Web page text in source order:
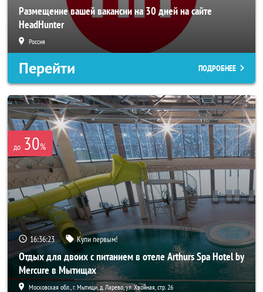
Размещение вашей вакансии на 30 дней на сайте
HeadHunter
Россия
Перейти ПОДРОБНЕЕ
до 30%
16:36:20 Купи первым!
Отдых для двоих с питанием в отеле Arthurs Spa Hotel by
Mercure в Мытищах
Московская обл., г. Мытищи, д. Ларево, ул. Хвойная, стр. 26